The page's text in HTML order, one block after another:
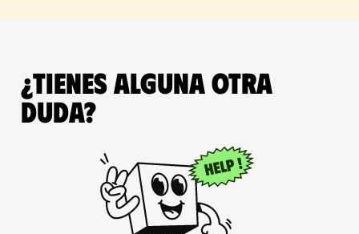
¿Tienes alguna otra
duda?